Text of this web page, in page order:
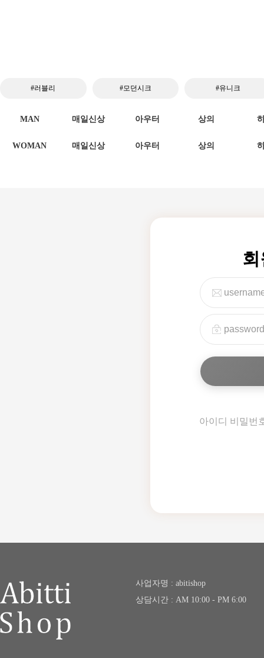
#러블리 #모던시크 #유니크
MAN 매일신상 아우터 상의
WOMAN 매일신상 아우터 상의
아이디 비밀번
사업자명 : abitishop
상담시간 : AM 10:00 - PM 6:00